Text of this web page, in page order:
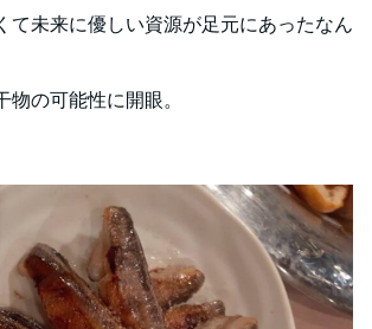
て未来に優しい資源が足元にあったなん
の可能性に開眼。